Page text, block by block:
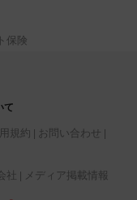
保険
て
規約
お問い合わせ
社 メディア掲載情報